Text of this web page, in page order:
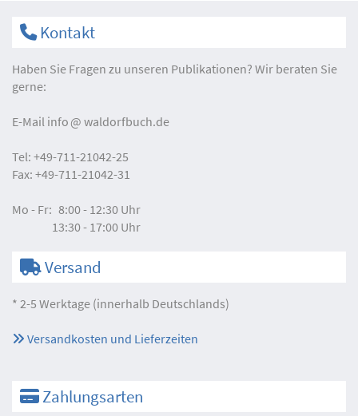
Kontakt
Haben Sie Fragen zu unseren Publikationen? Wir beraten Sie
gerne:
E-Mail info waldorfbuch.de
Tel: +49-711-21042-25
Fax: +49-711-21042-31
Mo - Fr: 8:00 - 12:30 Uhr
13:30 - 17:00 Uhr
Versand
* 2-5 Werktage (innerhalb Deutschlands)
Versandkosten und Lieferzeiten
Zahlungsarten